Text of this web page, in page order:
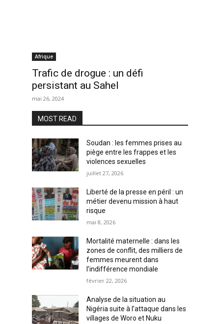
Afrique
Trafic de drogue : un défi
persistant au Sahel
mai 26, 2024
MOST READ
Soudan : les femmes prises au
piège entre les frappes et les
violences sexuelles
juillet 27, 2026
Liberté de la presse en péril : un
métier devenu mission à haut
risque
mai 8, 2026
Mortalité maternelle : dans les
zones de conflit, des milliers de
femmes meurent dans
l’indifférence mondiale
février 22, 2026
Analyse de la situation au
Nigéria suite à l’attaque dans les
villages de Woro et Nuku